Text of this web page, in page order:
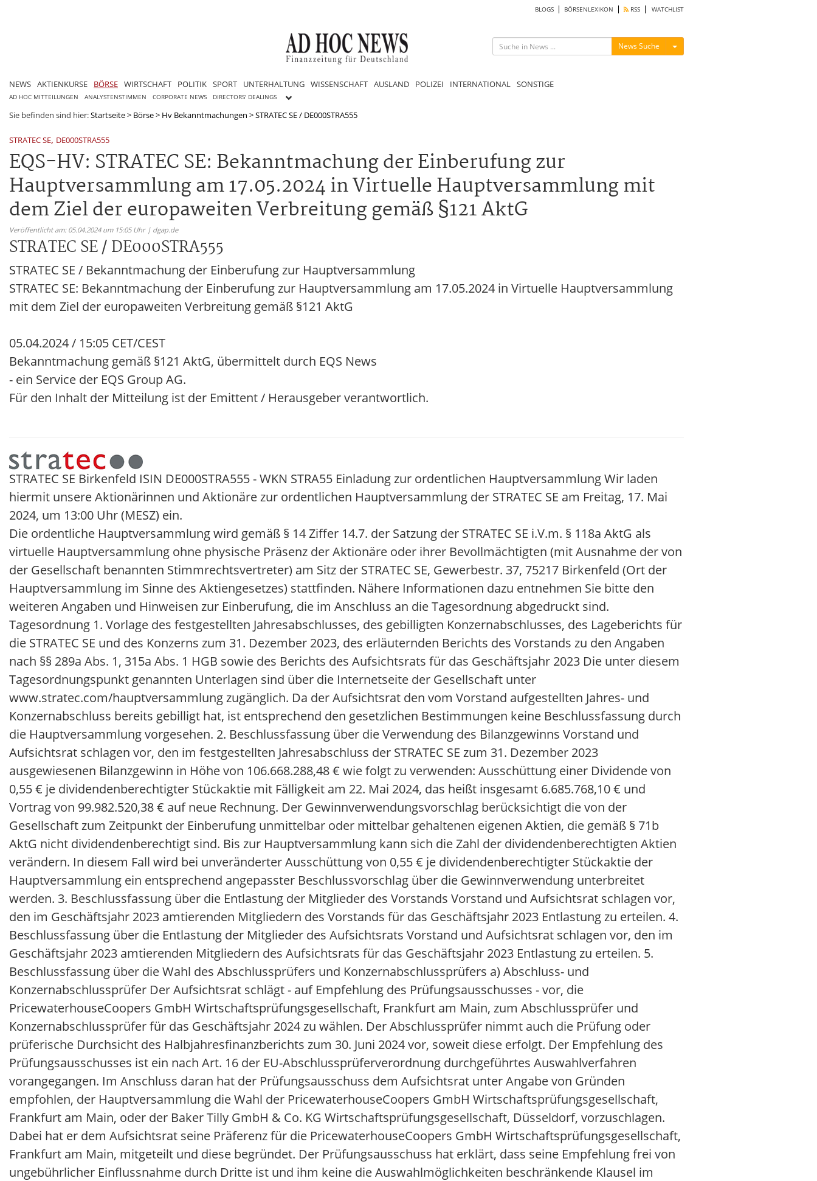
BLOGS BÖRSENLEXIKON RSS WATCHLIST
News Suche Menü ein-/ausblenden
NEWS AKTIENKURSE BÖRSE WIRTSCHAFT POLITIK SPORT UNTERHALTUNG WISSENSCHAFT AUSLAND POLIZEI INTERNATIONAL SONSTIGE
AD HOC MITTEILUNGEN ANALYSTENSTIMMEN CORPORATE NEWS DIRECTORS' DEALINGS
Sie befinden sind hier:Startseite> Börse> Hv Bekanntmachungen >STRATEC SE / DE000STRA555
STRATEC SE, DE000STRA555
EQS-HV: STRATEC SE: Bekanntmachung der Einberufung zur
Hauptversammlung am 17.05.2024 in Virtuelle Hauptversammlung mit
dem Ziel der europaweiten Verbreitung gemäß §121 AktG
Veröffentlicht am: 05.04.2024 um 15:05 Uhr | dgap.de
STRATEC SE / DE000STRA555
STRATEC SE / Bekanntmachung der Einberufung zur Hauptversammlung
STRATEC SE: Bekanntmachung der Einberufung zur Hauptversammlung am 17.05.2024 in Virtuelle Hauptversammlung
mit dem Ziel der europaweiten Verbreitung gemäß §121 AktG
05.04.2024 / 15:05 CET/CEST
Bekanntmachung gemäß §121 AktG, übermittelt durch EQS News
- ein Service der EQS Group AG.
Für den Inhalt der Mitteilung ist der Emittent / Herausgeber verantwortlich.
STRATEC SE Birkenfeld ISIN DE000STRA555 - WKN STRA55 Einladung zur ordentlichen Hauptversammlung Wir laden
hiermit unsere Aktionärinnen und Aktionäre zur ordentlichen Hauptversammlung der STRATEC SE am Freitag, 17. Mai
2024, um 13:00 Uhr (MESZ) ein.
Die ordentliche Hauptversammlung wird gemäß § 14 Ziffer 14.7. der Satzung der STRATEC SE i.V.m. § 118a AktG als
virtuelle Hauptversammlung ohne physische Präsenz der Aktionäre oder ihrer Bevollmächtigten (mit Ausnahme der von
der Gesellschaft benannten Stimmrechtsvertreter) am Sitz der STRATEC SE, Gewerbestr. 37, 75217 Birkenfeld (Ort der
Hauptversammlung im Sinne des Aktiengesetzes) stattfinden. Nähere Informationen dazu entnehmen Sie bitte den
weiteren Angaben und Hinweisen zur Einberufung, die im Anschluss an die Tagesordnung abgedruckt sind.
Tagesordnung 1. Vorlage des festgestellten Jahresabschlusses, des gebilligten Konzernabschlusses, des Lageberichts für
die STRATEC SE und des Konzerns zum 31. Dezember 2023, des erläuternden Berichts des Vorstands zu den Angaben
nach §§ 289a Abs. 1, 315a Abs. 1 HGB sowie des Berichts des Aufsichtsrats für das Geschäftsjahr 2023 Die unter diesem
Tagesordnungspunkt genannten Unterlagen sind über die Internetseite der Gesellschaft unter
www.stratec.com/hauptversammlung zugänglich. Da der Aufsichtsrat den vom Vorstand aufgestellten Jahres- und
Konzernabschluss bereits gebilligt hat, ist entsprechend den gesetzlichen Bestimmungen keine Beschlussfassung durch
die Hauptversammlung vorgesehen. 2. Beschlussfassung über die Verwendung des Bilanzgewinns Vorstand und
Aufsichtsrat schlagen vor, den im festgestellten Jahresabschluss der STRATEC SE zum 31. Dezember 2023
ausgewiesenen Bilanzgewinn in Höhe von 106.668.288,48 € wie folgt zu verwenden: Ausschüttung einer Dividende von
0,55 € je dividendenberechtigter Stückaktie mit Fälligkeit am 22. Mai 2024, das heißt insgesamt 6.685.768,10 € und
Vortrag von 99.982.520,38 € auf neue Rechnung. Der Gewinnverwendungsvorschlag berücksichtigt die von der
Gesellschaft zum Zeitpunkt der Einberufung unmittelbar oder mittelbar gehaltenen eigenen Aktien, die gemäß § 71b
AktG nicht dividendenberechtigt sind. Bis zur Hauptversammlung kann sich die Zahl der dividendenberechtigten Aktien
verändern. In diesem Fall wird bei unveränderter Ausschüttung von 0,55 € je dividendenberechtigter Stückaktie der
Hauptversammlung ein entsprechend angepasster Beschlussvorschlag über die Gewinnverwendung unterbreitet
werden. 3. Beschlussfassung über die Entlastung der Mitglieder des Vorstands Vorstand und Aufsichtsrat schlagen vor,
den im Geschäftsjahr 2023 amtierenden Mitgliedern des Vorstands für das Geschäftsjahr 2023 Entlastung zu erteilen. 4.
Beschlussfassung über die Entlastung der Mitglieder des Aufsichtsrats Vorstand und Aufsichtsrat schlagen vor, den im
Geschäftsjahr 2023 amtierenden Mitgliedern des Aufsichtsrats für das Geschäftsjahr 2023 Entlastung zu erteilen. 5.
Beschlussfassung über die Wahl des Abschlussprüfers und Konzernabschlussprüfers a) Abschluss- und
Konzernabschlussprüfer Der Aufsichtsrat schlägt - auf Empfehlung des Prüfungsausschusses - vor, die
PricewaterhouseCoopers GmbH Wirtschaftsprüfungsgesellschaft, Frankfurt am Main, zum Abschlussprüfer und
Konzernabschlussprüfer für das Geschäftsjahr 2024 zu wählen. Der Abschlussprüfer nimmt auch die Prüfung oder
prüferische Durchsicht des Halbjahresfinanzberichts zum 30. Juni 2024 vor, soweit diese erfolgt. Der Empfehlung des
Prüfungsausschusses ist ein nach Art. 16 der EU-Abschlussprüferverordnung durchgeführtes Auswahlverfahren
vorangegangen. Im Anschluss daran hat der Prüfungsausschuss dem Aufsichtsrat unter Angabe von Gründen
empfohlen, der Hauptversammlung die Wahl der PricewaterhouseCoopers GmbH Wirtschaftsprüfungsgesellschaft,
Frankfurt am Main, oder der Baker Tilly GmbH & Co. KG Wirtschaftsprüfungsgesellschaft, Düsseldorf, vorzuschlagen.
Dabei hat er dem Aufsichtsrat seine Präferenz für die PricewaterhouseCoopers GmbH Wirtschaftsprüfungsgesellschaft,
Frankfurt am Main, mitgeteilt und diese begründet. Der Prüfungsausschuss hat erklärt, dass seine Empfehlung frei von
ungebührlicher Einflussnahme durch Dritte ist und ihm keine die Auswahlmöglichkeiten beschränkende Klausel im